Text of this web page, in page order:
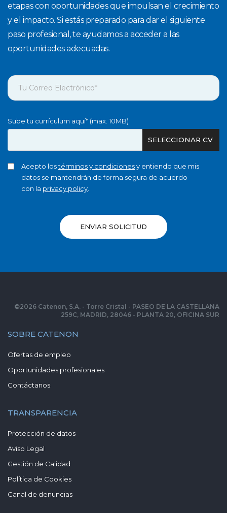
etapas con oportunidades que impulsan el crecimiento
y el impacto. Si estás preparado para dar el siguiente
paso profesional, te ayudamos a acceder a las
oportunidades adecuadas.
Sube tu currículum aquí* (max. 10MB)
SELECCIONAR CV
Acepto lostérminos y condicionesy entiendo que mis
datos se mantendrán de forma segura de acuerdo
con la privacy policy
ENVIAR SOLICITUD
SOBRE CATENON
Ofertas de empleo
Oportunidades profesionales
Contáctanos
TRANSPARENCIA
Protección de datos
Aviso Legal
Gestión de Calidad
Política de Cookies
Canal de denuncias
©2026 Catenon, S.A. - Torre Cristal - PASEO DE LA CASTELLANA
259C, MADRID, 28046 - PLANTA 20, OFICINA SUR